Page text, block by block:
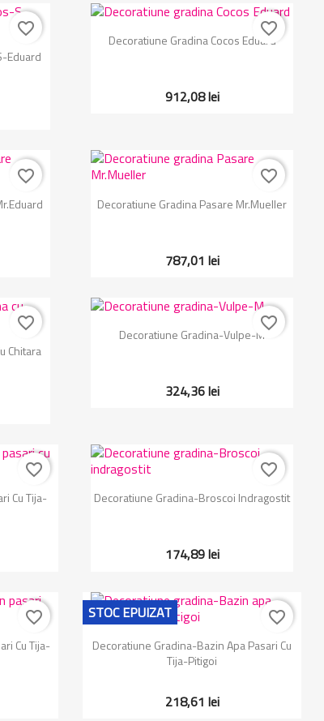
Eduard
favorite_border Vizualizare rapida
Decoratiune Gradina Cocos Eduard
912,08 lei
favorite_border
favorite_border
Vizualizare rapida
Decoratiune Gradina Pasare Mr.Mueller
787,01 lei
favorite_border
Chitara
favorite_border Vizualizare rapida
Decoratiune Gradina-Vulpe-M
324,36 lei
favorite_border
Cu Tija-
favorite_border
 Vizualizare rapida
Decoratiune Gradina-Broscoi Indragostit
174,89 lei
favorite_border
Cu Tija-
favorite_border
 Vizualizare rapida
Decoratiune Gradina-Bazin Apa Pasari Cu
Tija-Pitigoi
218,61 lei
STOC EPUIZAT favorite_border